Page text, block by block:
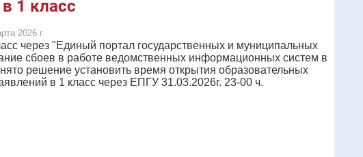
1 класс
2026 г.
через "Единый портал государственных и муниципальных
сбоев в работе ведомственных информационных систем в
решение установить время открытия образовательных
в 1 класс через ЕПГУ 31.03.2026г. 23-00 ч.